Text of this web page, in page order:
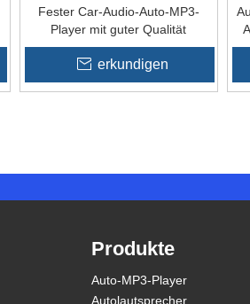
Fester Car-Audio-Auto-MP3-
Player mit guter Qualität
erkundigen
Produkte
Auto-MP3-Player
Autolautsprecher